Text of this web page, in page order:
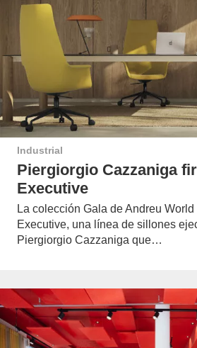
Industrial
Piergiorgio Cazzaniga
Executive
La colección Gala de Andreu
Executive, una línea de sillones
Piergiorgio Cazzaniga que…